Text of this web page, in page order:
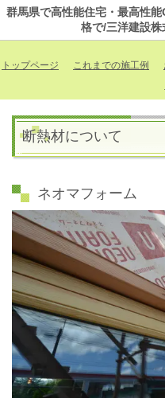
群馬県で高性能住宅・最高性
格で/三洋建設株
トップページ これまでの施工例
断熱材について
ネオマフォーム